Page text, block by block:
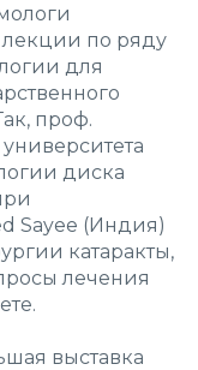
по ряду
для
проф.
диска
Sayee (Индия)
катаракты,
лечения
выставка